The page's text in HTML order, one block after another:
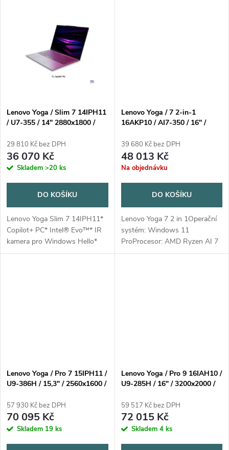
Lenovo Yoga / Slim 7 14IPH11
/ U7-355 / 14" 2880x1800 /
W11H / Gray / 3R On-Site
29 810 Kč bez DPH
36 070 Kč
Skladem >20 ks
DO KOŠÍKU
Lenovo Yoga Slim 7 14IPH11*
Copilot+ PC* Intel® Evo™* IR
kamera pro Windows Hello*
MIL-STD-810H military test
Lenovo Yoga / 7 2-in-1
16AKP10 / AI7-350 / 16" /
1TB / AMD int / W11P /
Seashell / 3R On-Site
39 680 Kč bez DPH
48 013 Kč
Na objednávku
DO KOŠÍKU
Lenovo Yoga 7 2 in 1Operační
systém: Windows 11
ProProcesor: AMD Ryzen AI 7
350 (8C/16T, 2/5GHz, 8MB
Lenovo Yoga / Pro 7 15IPH11 /
U9-386H / 15,3" / 2560x1600 /
5060 / W11P / Gray / 3R On-
Site
57 930 Kč bez DPH
70 095 Kč
Skladem 19 ks
Lenovo Yoga / Pro 9 16IAH10 /
U9-285H / 16" / 3200x2000 /
5060 / W11H / Gray / 3R On-
Site
59 517 Kč bez DPH
72 015 Kč
Skladem 4 ks